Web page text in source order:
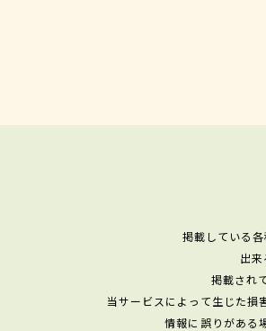
掲載している
出
掲載され
当サービスによって生じた損
情報に誤りがある